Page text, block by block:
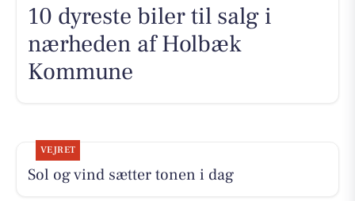
10 dyreste biler til salg i
nærheden af Holbæk
Kommune
VEJRET
Sol og vind sætter tonen i dag